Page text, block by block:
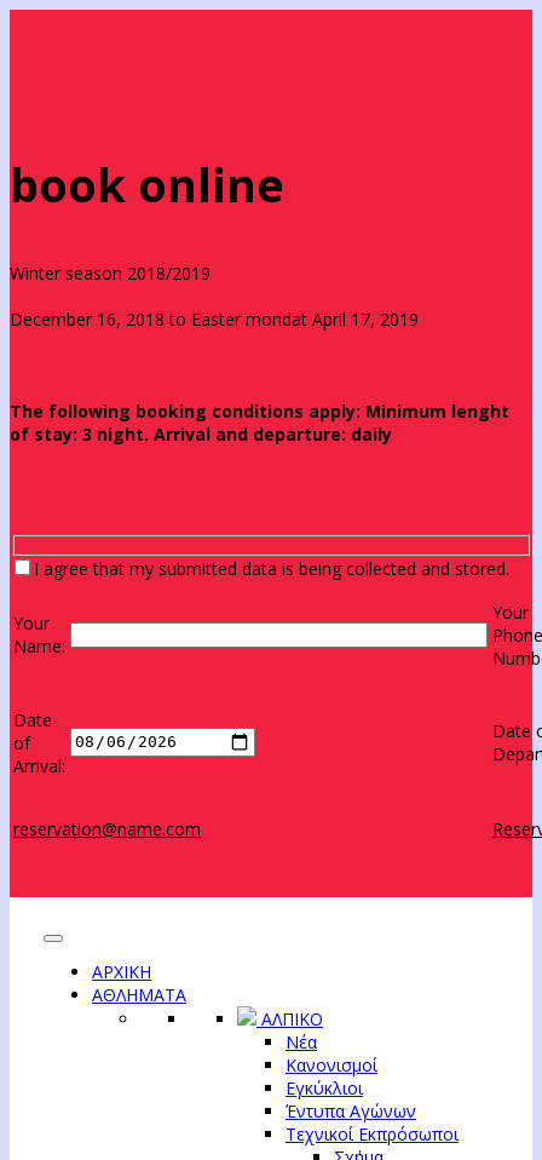
book online
Winter season 2018/2019
December 16, 2018 to Easter mondat April 17, 2019
The following booking conditions apply: Minimum lenght
of stay: 3 night. Arrival and departure: daily
I agree that my submitted data is being collected and stored.
Your
Name:
Your
Phone
Date
of
Arrival:
Date
reservation@name.com
ΑΡΧΙΚΗ
ΑΘΛΗΜΑΤΑ
ΑΛΠΙΚΟ
Νέα
Κανονισμοί
Εγκύκλιοι
Έντυπα Αγώνων
Τεχνικοί Εκπρόσωποι